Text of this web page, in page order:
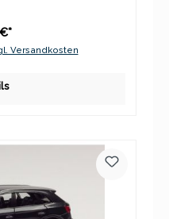
Versandkosten